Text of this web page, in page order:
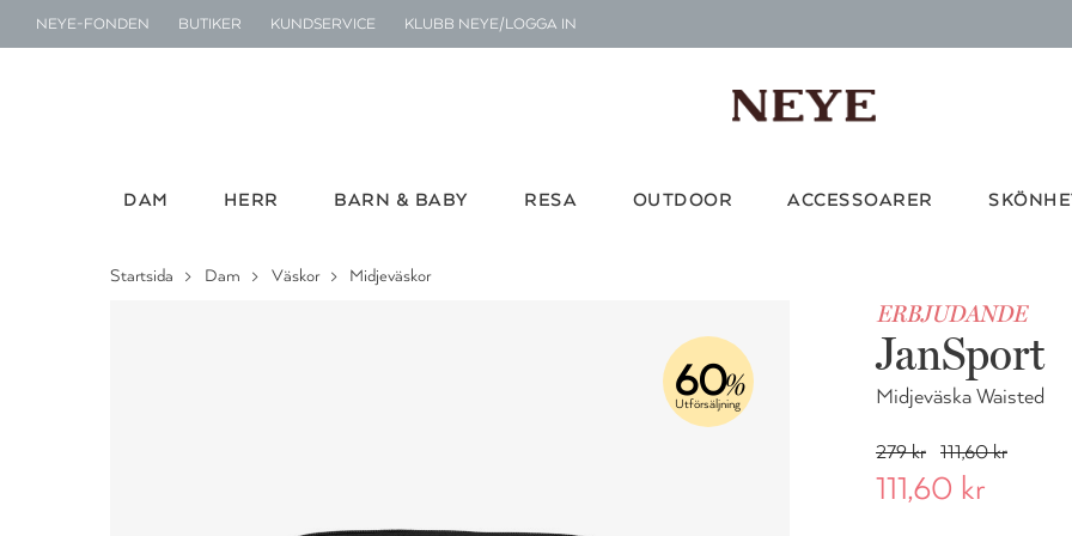
NEYE-FONDEN BUTIKER KUNDSERVICE KLUBB NEYE/LOGGA IN
DAM
HERR BARN & BABY RESA OUTDOOR ACCESSOARER
Startsida Dam Väskor Midjeväskor
60%
Utförsäljning
ERBJUDANDE
JanSport
Midjeväska Waisted
279 kr 111,60 kr
111,60 kr